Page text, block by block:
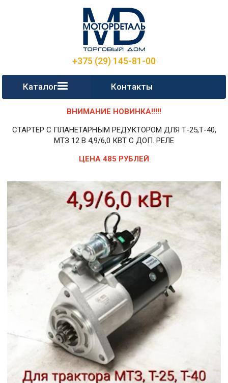
+375 (29) 145-81-00
Каталог Контакты
ВНИМАНИЕ НОВИНКА!!!!!
СТАРТЕР С ПЛАНЕТАРНЫМ РЕДУКТОРОМ ДЛЯ Т-25,Т-40,
МТЗ 12 В 4,9/6,0 КВТ С ДОП. РЕЛЕ
ЦЕНА 485 РУБЛЕЙ